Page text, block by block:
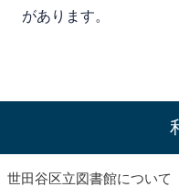
があります。
世田谷区立図書館について